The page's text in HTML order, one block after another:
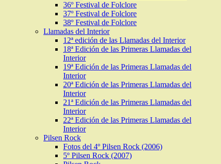
36º Festival de Folclore
37º Festival de Folclore
38º Festival de Folclore
Llamadas del Interior
12ª edición de las Llamadas del Interior
18ª Edición de las Primeras Llamadas del
Interior
19ª Edición de las Primeras Llamadas del
Interior
20ª Edición de las Primeras Llamadas del
Interior
21ª Edición de las Primeras Llamadas del
Interior
22ª Edición de las Primeras Llamadas del
Interior
Pilsen Rock
Fotos del 4º Pilsen Rock (2006)
5º Pilsen Rock (2007)